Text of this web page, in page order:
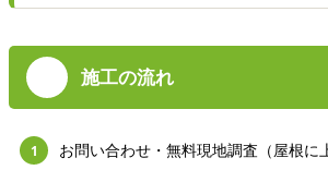
施工の流れ
1 お問い合わせ・無料現地調査（屋根に